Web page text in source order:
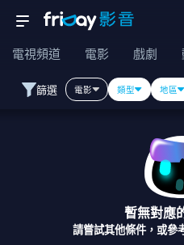
電視頻道 電影 戲劇
篩選 電影 類型 地區
暫無對應
請嘗試其他條件，或參